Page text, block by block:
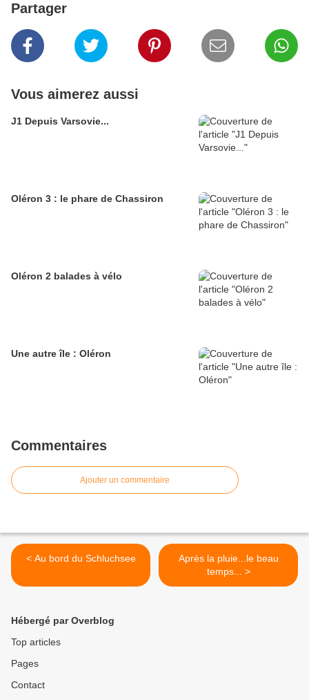
Partager
Vous aimerez aussi
J1 Depuis Varsovie...
Oléron 3 : le phare de Chassiron
Oléron 2 balades à vélo
Une autre île : Oléron
Commentaires
Ajouter un commentaire
< Au bord du Schluchsee
Après la pluie...le beau
temps... >
Hébergé par Overblog
Top articles
Pages
Contact